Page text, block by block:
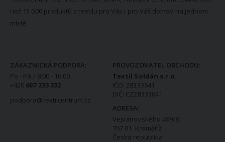
než 15 000 produktů z textilu pro Vás i pro Váš domov na jednom
místě.
ZÁKAZNICKÁ PODPORA:
Po - Pá / 8:00 - 16:00
+420 607 233 332
podpora@textilcentrum.cz
PROVOZOVATEL OBCHODU:
Textil Soldán s.r.o.
IČO: 28333641
DIČ: CZ28333641
ADRESA:
Vejvanovského 469/8
767 01 Kroměříž
Česká republika